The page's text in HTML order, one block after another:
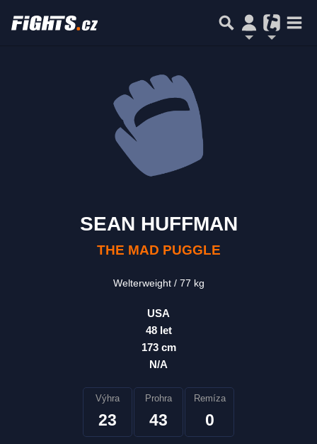
SEAN HUFFMAN
THE MAD PUGGLE
Welterweight 77 kg
USA
48 let
173 cm
N/A
Výhra
23
Prohra
43
Remíza
0